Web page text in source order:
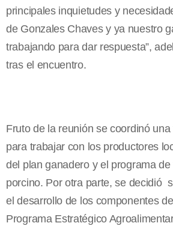
principales inquietudes y
de Gonzales Chaves y ya nuestro
trabajando para dar respuesta”,
tras el encuentro.
Fruto de la reunión se coordinó
para trabajar con los productores
del plan ganadero y el programa
porcino. Por otra parte, se decidió
el desarrollo de los componentes
Programa Estratégico